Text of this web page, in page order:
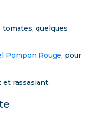
quelques
Pompon Rouge, pour
et rassasiant.